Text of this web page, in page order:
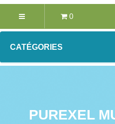
0
CATÉGORIES
PUREXEL